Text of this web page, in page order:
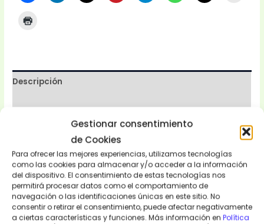
Gestionar consentimiento
de Cookies
Para ofrecer las mejores experiencias, utilizamos tecnologías
como las cookies para almacenar y/o acceder a la información
del dispositivo. El consentimiento de estas tecnologías nos
permitirá procesar datos como el comportamiento de
navegación o las identificaciones únicas en este sitio. No
consentir o retirar el consentimiento, puede afectar negativamente
a ciertas características y funciones. Más información en Política
Descripción
Valoraciones (0)
con asas largas hecho con tejido wax y algodón, forrada
por dentro que la hace más resistente. La puedes utilizar
como bolsa de mano para hacer la compra, ir al gimnasio y
para llevar todo lo que sea necesario para tí en el día día.
Un complemento que no te puede faltar. Mide entre 40cm
de largo x 38 cm de ancho y 40cm de largo x 40 cm de